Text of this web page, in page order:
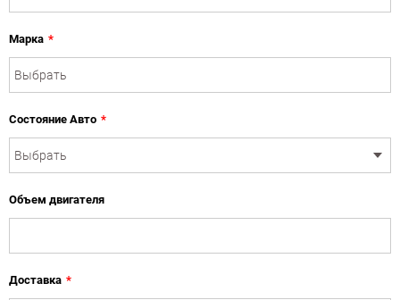
Марка *
Состояние Авто *
Объем двигателя
Доставка *